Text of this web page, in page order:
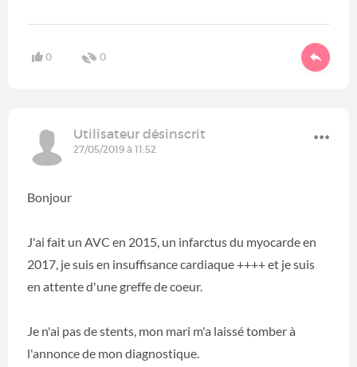
0 0
Utilisateur désinscrit
27/05/2019 à 11:52
Bonjour
J'ai fait un AVC en 2015, un infarctus du myocarde en
2017, je suis en insuffisance cardiaque ++++ et je suis
en attente d'une greffe de coeur.
Je n'ai pas de stents, mon mari m'a laissé tomber à
l'annonce de mon diagnostique.